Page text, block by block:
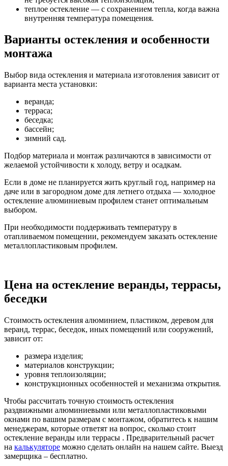
теплое остекление — с сохранением тепла, когда важна
внутренняя температура помещения.
Варианты остекления и особенности
монтажа
Выбор вида остекления и материала изготовления зависит от
варианта места установки:
веранда;
терраса;
беседка;
бассейн;
зимний сад.
Подбор материала и монтаж различаются в зависимости от
желаемой устойчивости к холоду, ветру и осадкам.
Если в доме не планируется жить круглый год, например на
даче или в загородном доме для летнего отдыха — холодное
остекление алюминиевым профилем станет оптимальным
выбором.
При необходимости поддерживать температуру в
отапливаемом помещении, рекомендуем заказать остекление
металлопластиковым профилем.
Цена на остекление веранды, террасы,
беседки
Стоимость остекления алюминием, пластиком, деревом для
веранд, террас, беседок, иных помещений или сооружений,
зависит от:
размера изделия;
материалов конструкции;
уровня теплоизоляции;
конструкционных особенностей и механизма открытия.
Чтобы рассчитать точную стоимость остекления
раздвижными алюминиевыми или металлопластиковыми
окнами по вашим размерам с монтажом, обратитесь к нашим
менеджерам, которые ответят на вопрос, сколько стоит
остекление веранды или террасы . Предварительный расчет
на калькуляторе можно сделать онлайн на нашем сайте. Выезд
замерщика – бесплатно.